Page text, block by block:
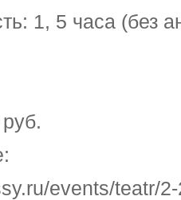
1, 5 часа (без
events/teatr/